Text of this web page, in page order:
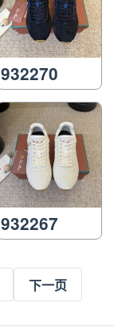
932270
932267
下一页